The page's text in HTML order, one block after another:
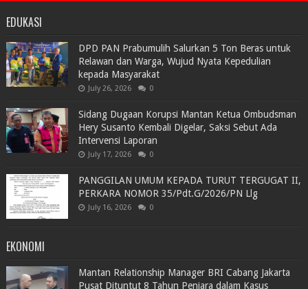
EDUKASI
DPD PAN Prabumulih Salurkan 5 Ton Beras untuk
Relawan dan Warga, Wujud Nyata Kepedulian
kepada Masyarakat
July 26, 2026 0
Sidang Dugaan Korupsi Mantan Ketua Ombudsman
Hery Susanto Kembali Digelar, Saksi Sebut Ada
Intervensi Laporan
July 17, 2026 0
PANGGILAN UMUM KEPADA TURUT TERGUGAT II,
PERKARA NOMOR 35/Pdt.G/2026/PN Llg
July 16, 2026 0
EKONOMI
Mantan Relationship Manager BRI Cabang Jakarta
Pusat Dituntut 8 Tahun Penjara dalam Kasus